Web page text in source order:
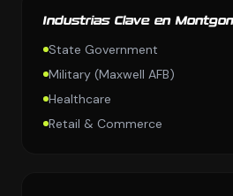
Industrias Clave en
State Government
Military (Maxwell AFB)
Healthcare
Retail & Commerce